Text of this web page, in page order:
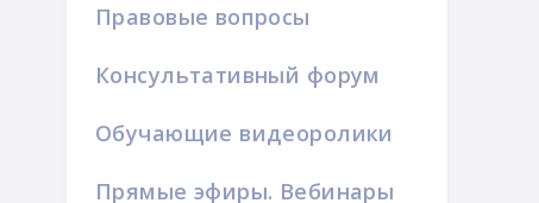
Правовые вопросы
Консультативный форум
Обучающие видеоролики
Прямые эфиры. Вебинары